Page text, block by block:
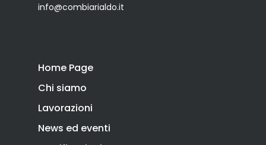
info@combiarialdo.it
Home Page
Chi siamo
Lavorazioni
News ed eventi